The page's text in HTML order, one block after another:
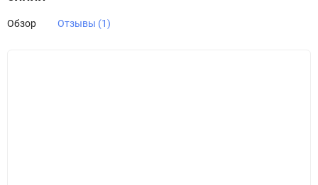
Обзор Отзывы (1)